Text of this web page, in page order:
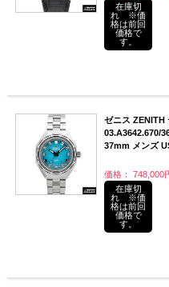
在庫切
れ ※価
格は前回
価格で
す。
ゼニス ZENITH
03.A3642.670/
37mm メンズ
価格： 748,000
在庫切
れ ※価
格は前回
価格で
す。